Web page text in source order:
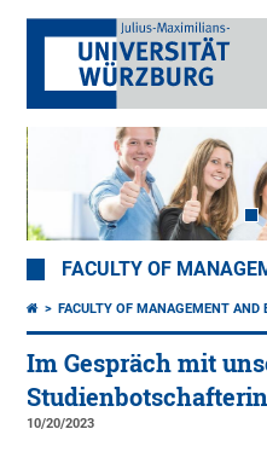
FACULTY OF
FACULTY OF MANAGEMENT AND
Im Gespräch mit
10/20/2023